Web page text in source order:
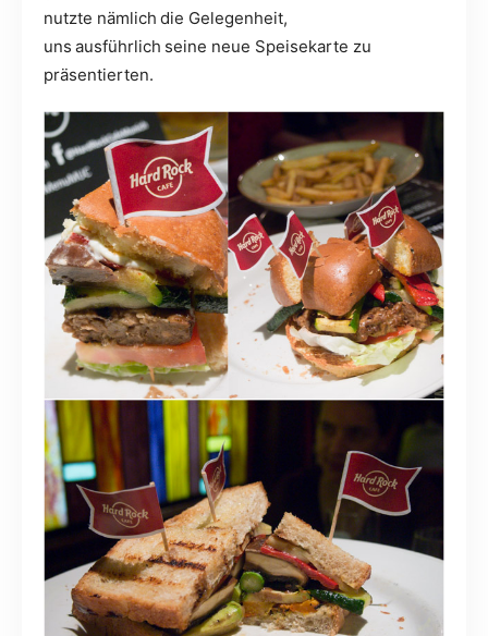
nutzte nämlich die Gelegenheit,
uns ausführlich seine neue Speisekarte zu
präsentierten.